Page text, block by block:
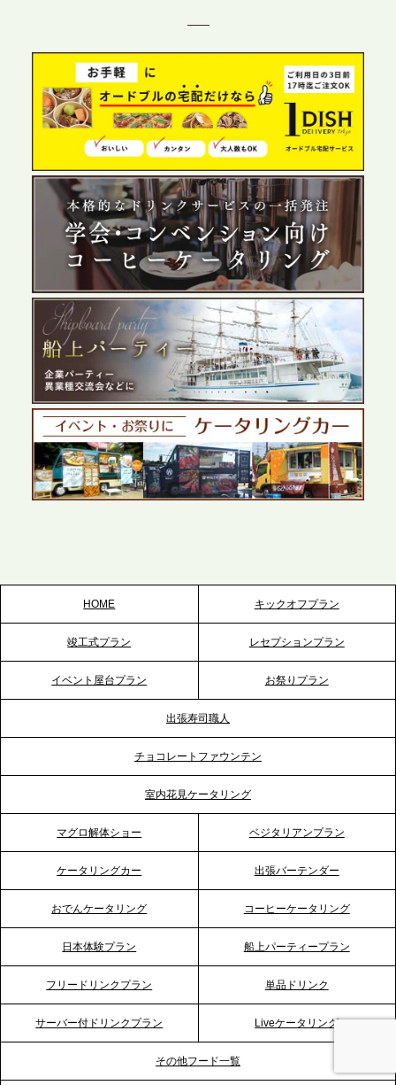
目の展開で、拡大する出張パーティー・ケータリン
2026.6.4
プレスリリースのご案内｜夏の社内親睦が、配属後
の離職防止に。オフィスや会議室で縁日気分を味わ
う「お祭りケータリング」の提供を開始
2026.5.29
プレスリリースのご案内｜ケータリングのセカンド
テーブル、群馬前橋支社を設立。再開発やオフィス
展開が進む前橋エリアの企業ニーズに応え、高品質
なサービスで各種イベント・懇親会をサポート
2026.5.27
プレスリリースのご案内｜ケータリングのセカンド
テーブル、千葉本社を新設。幕張・舞浜の大型イベ
ントから主要都市の社内懇親会まで、現地拠点を活
かしたスムーズな対応を展開
2026.5.22
2026.5.20
プレスリリースのご案内｜ケータリングのセカンド
2026.5.12
プレスリリースのご案内｜ケータリングのセカンド
2026.4.21
プレスリリースのご案内｜「温かな食」が会話のス
イッチに。新入社員研修で《食体験としてのケータ
プレスリリースのご案内｜ケータリングのセカンド
テーブル、横浜事務所を新設。神奈川エリアのサー
ビス提供体制を強化し、質の高い「場づくり」をサ
HOME キックオフプラン
竣工式プラン レセプションプラン
イベント屋台プラン お祭りプラン
出張寿司職人
チョコレートファウンテン
室内花見ケータリング
マグロ解体ショー ベジタリアンプラン
ケータリングカー 出張バーテンダー
おでんケータリング コーヒーケータリング
日本体験プラン 船上パーティープラン
フリードリンクプラン 単品ドリンク
サーバー付ドリンクプラン Liveケータリング
その他フード一覧